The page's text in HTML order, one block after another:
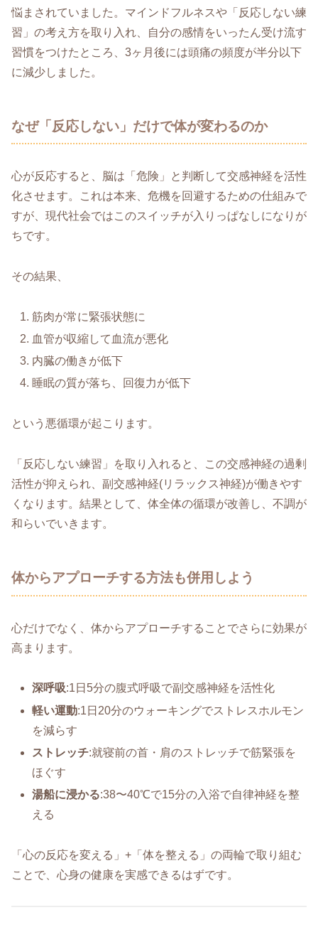
悩まされていました。マインドフルネスや「反応しない練
習」の考え方を取り入れ、自分の感情をいったん受け流す
習慣をつけたところ、3ヶ月後には頭痛の頻度が半分以下
に減少しました。
なぜ「反応しない」だけで体が変わるのか
心が反応すると、脳は「危険」と判断して交感神経を活性
化させます。これは本来、危機を回避するための仕組みで
すが、現代社会ではこのスイッチが入りっぱなしになりが
ちです。
その結果、
筋肉が常に緊張状態に
血管が収縮して血流が悪化
内臓の働きが低下
睡眠の質が落ち、回復力が低下
という悪循環が起こります。
「反応しない練習」を取り入れると、この交感神経の過剰
活性が抑えられ、副交感神経(リラックス神経)が働きやす
くなります。結果として、体全体の循環が改善し、不調が
和らいでいきます。
体からアプローチする方法も併用しよう
心だけでなく、体からアプローチすることでさらに効果が
高まります。
深呼吸:1日5分の腹式呼吸で副交感神経を活性化
軽い運動:1日20分のウォーキングでストレスホルモン
を減らす
ストレッチ:就寝前の首・肩のストレッチで筋緊張を
ほぐす
湯船に浸かる:38〜40℃で15分の入浴で自律神経を整
える
「心の反応を変える」+「体を整える」の両輪で取り組む
ことで、心身の健康を実感できるはずです。